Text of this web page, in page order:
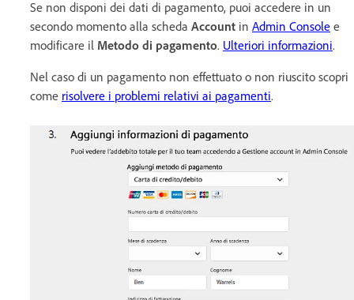
Se non disponi dei dati di pagamento, puoi accedere in un
secondo momento alla scheda Account in Admin Console e
modificare il Metodo di pagamento. Ulteriori informazioni.
Nel caso di un pagamento non effettuato o non riuscito scopri
come risolvere i problemi relativi ai pagamenti.